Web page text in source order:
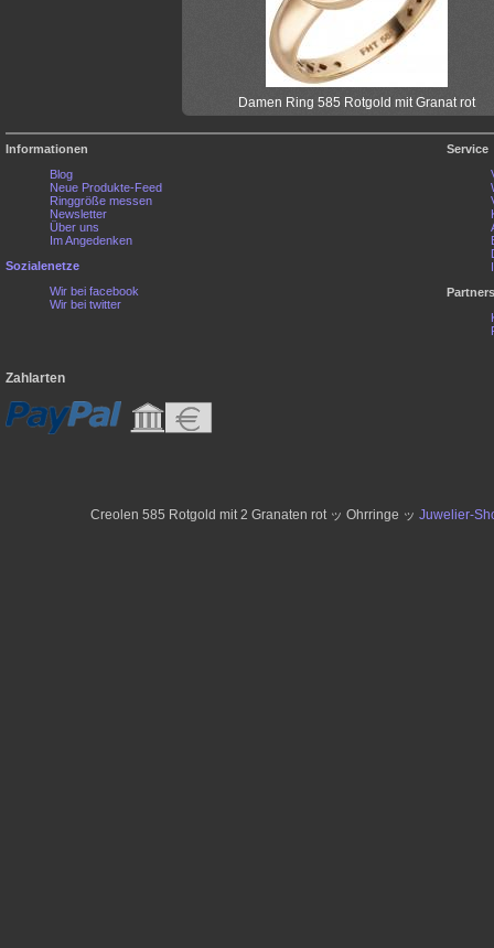
Damen Ring 585 Rotgold mit Granat rot
Informationen
Blog
Neue Produkte-Feed
Ringgröße messen
Newsletter
Über uns
Im Angedenken
Sozialenetze
Wir bei facebook
Wir bei twitter
Service
Zahlarten
Creolen 585 Rotgold mit 2 Granaten rot ッ Ohrringe ッ Juwelier-